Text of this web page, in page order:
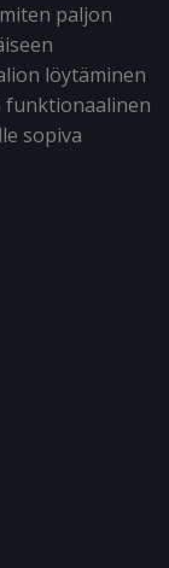
paljon
löytäminen
funktionaalinen
sopiva